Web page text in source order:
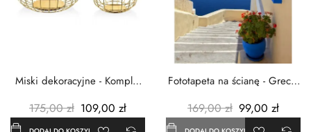
Miski dekoracyjne - Komplet
175,00 zł 109,00 zł
Fototapeta na ścianę - Grecja
169,00 zł 99,00 zł